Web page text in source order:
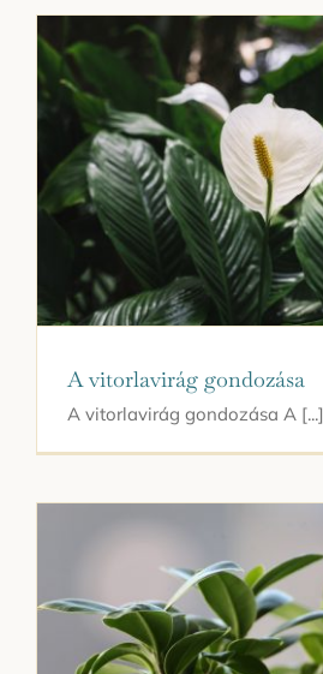
A vitorlavirág gondozása
A vitorlavirág gondozása A [...]